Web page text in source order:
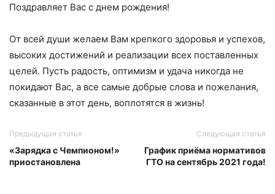
Поздравляет Вас с днем рождения!
От всей души желаем Вам крепкого здоровья и успехов,
высоких достижений и реализации всех поставленных
целей. Пусть радость, оптимизм и удача никогда не
покидают Вас, а все самые добрые слова и пожелания,
сказанные в этот день, воплотятся в жизнь!
Предыдущая статья
«Зарядка с Чемпионом!»
приостановлена
Следующая статья
График приёма нормативов
ГТО на сентябрь 2021 года!